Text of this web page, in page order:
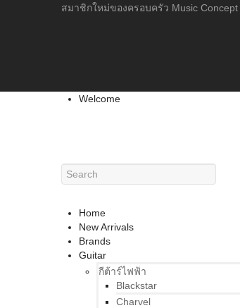
สมาชิกใหม่ของครอบครัว Music Concept
Welcome
Home
New Arrivals
Brands
Guitar
กีต้าร์ไฟฟ้า
Blackstar
Charvel